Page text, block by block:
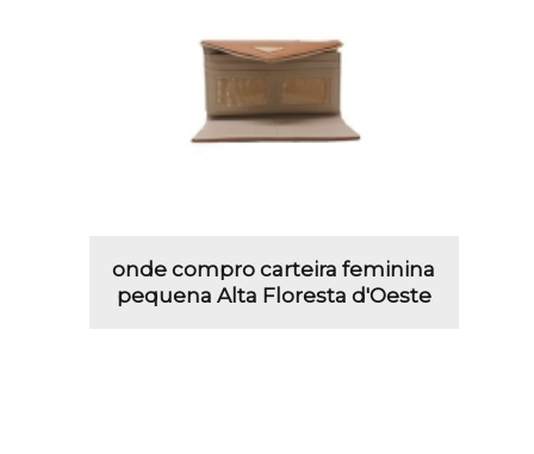
onde compro carteira feminina
pequena Alta Floresta d'Oeste